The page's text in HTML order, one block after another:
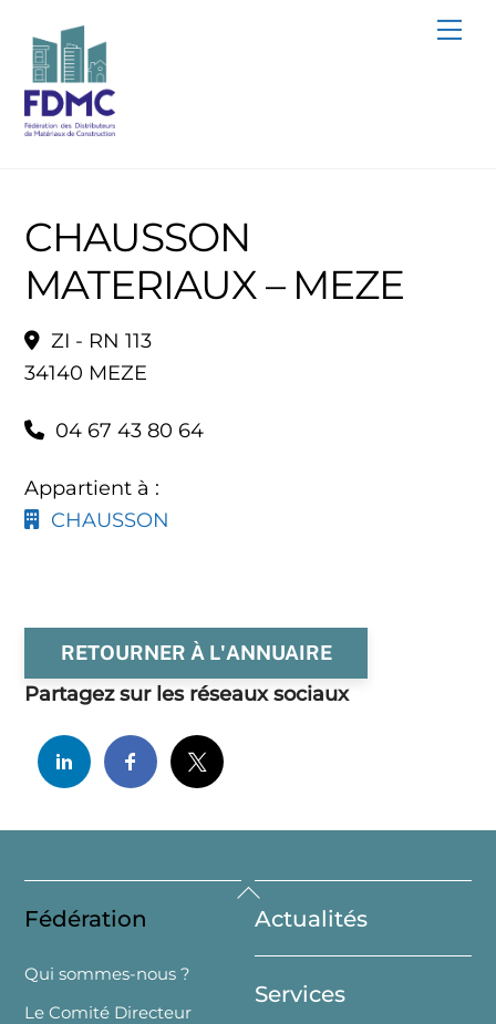
content
CHAUSSON
MATERIAUX – MEZE
ZI - RN 113
34140 MEZE
04 67 43 80 64
Appartient à :
CHAUSSON
RETOURNER À L'ANNUAIRE
Partagez sur les réseaux sociaux
Back
To
Top
Fédération
Qui sommes-nous ?
Le Comité Directeur
Actualités
Services